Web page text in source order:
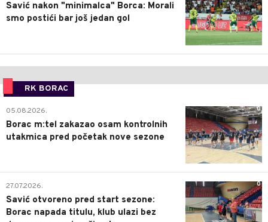
Savić nakon "minimalca" Borca: Morali
smo postići bar još jedan gol
RK BORAC
0
05.08.2026.
Borac m:tel zakazao osam kontrolnih
utakmica pred početak nove sezone
0
27.07.2026.
Savić otvoreno pred start sezone:
Borac napada titulu, klub ulazi bez